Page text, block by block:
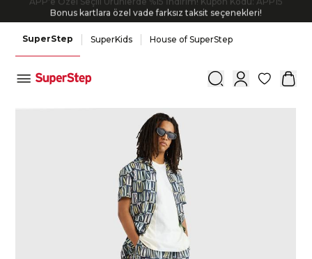
Bonus kartlara özel vade farksız taksit seçenekleri!
SuperStep SuperKids House of SuperStep
0